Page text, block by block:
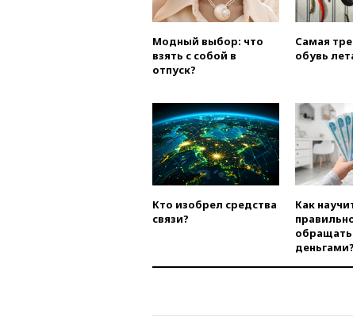
Модный выбор: что
взять с собой в
отпуск?
Самая
обувь
Кто изобрел средства
связи?
Как
деньгами?